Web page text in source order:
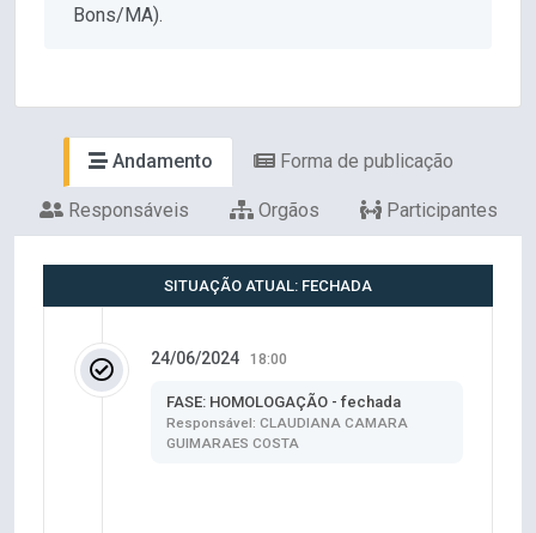
Bons/MA).
Andamento Forma de publicação
Responsáveis Orgãos Participantes
SITUAÇÃO ATUAL: FECHADA
24/06/2024 18:00
FASE: HOMOLOGAÇÃO - fechada
Responsável: CLAUDIANA CAMARA
GUIMARAES COSTA